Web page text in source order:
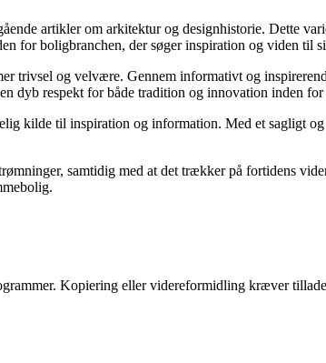
artikler om arkitektur og designhistorie. Dette
for boligbranchen, der søger inspiration og viden til
trivsel og velvære. Gennem informativt og
dyb respekt for både tradition og innovation inden
kilde til inspiration og information. Med et sagligt
samtidig med at det trækker på fortidens
Kopiering eller videreformidling kræver